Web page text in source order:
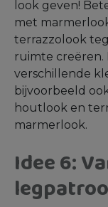
look geven!
met
terrazzolook
ruimte creëren.
verschillende
bijvoorbeeld
houtlook en
marmerlook.
Idee 6: